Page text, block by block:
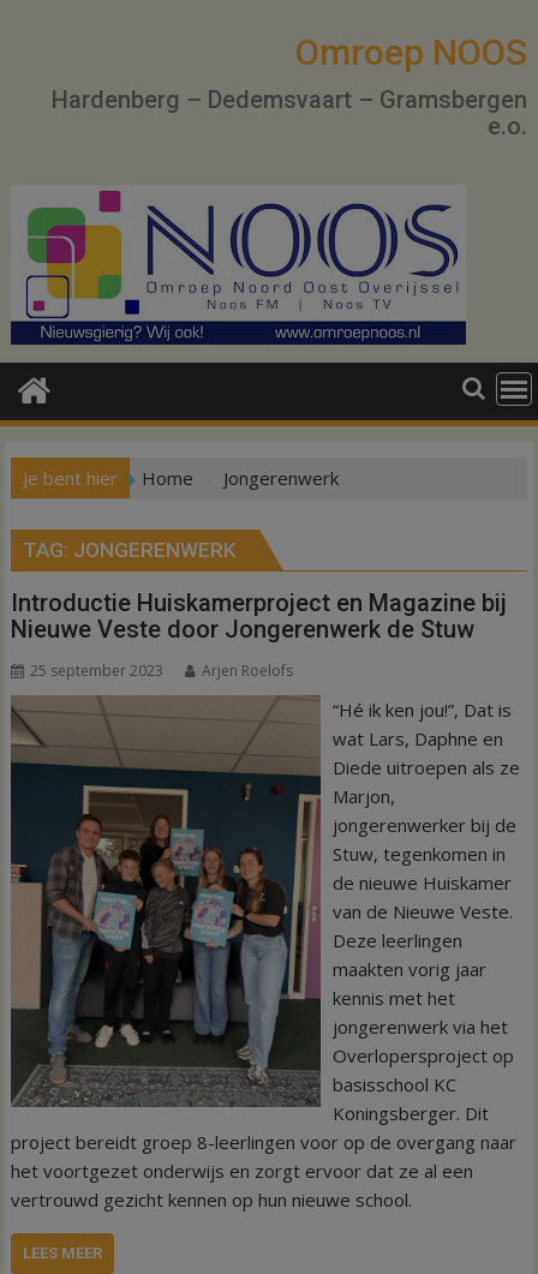
Omroep NOOS
Hardenberg – Dedemsvaart – Gramsbergen
e.o.
Je bent hier Home Jongerenwerk
TAG: JONGERENWERK
Introductie Huiskamerproject en Magazine bij
Nieuwe Veste door Jongerenwerk de Stuw
25 september 2023 Arjen Roelofs
“Hé ik ken jou!”, Dat is
wat Lars, Daphne en
Diede uitroepen als ze
Marjon,
jongerenwerker bij de
Stuw, tegenkomen in
de nieuwe Huiskamer
van de Nieuwe Veste.
Deze leerlingen
maakten vorig jaar
kennis met het
jongerenwerk via het
Overlopersproject op
basisschool KC
Koningsberger. Dit
project bereidt groep 8-leerlingen voor op de overgang naar
het voortgezet onderwijs en zorgt ervoor dat ze al een
vertrouwd gezicht kennen op hun nieuwe school.
LEES MEER